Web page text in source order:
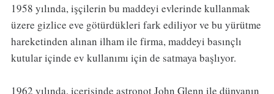
1958 yılında, işçilerin bu maddeyi evlerinde kullanmak
üzere gizlice eve götürdükleri fark ediliyor ve bu yürütme
hareketinden alınan ilham ile firma, maddeyi basınçlı
kutular içinde ev kullanımı için de satmaya başlıyor.
1962 yılında, içerisinde astronot John Glenn ile dünyanın